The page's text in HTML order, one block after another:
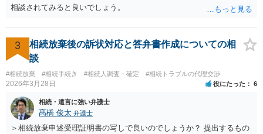
相談されてみると良いでしょう。
3
相続放棄後の訴状対応と答弁書作成についての相
談
#相続放棄 #相続手続き #相続人調査・確定 #相続トラブルの代理交渉
2026年3月28日 役にたった 6
相続・遺言に強い弁護士
髙橋 俊太 弁護士
＞相続放棄申述受理証明書の写しで良いのでしょうか？ 提出するもの